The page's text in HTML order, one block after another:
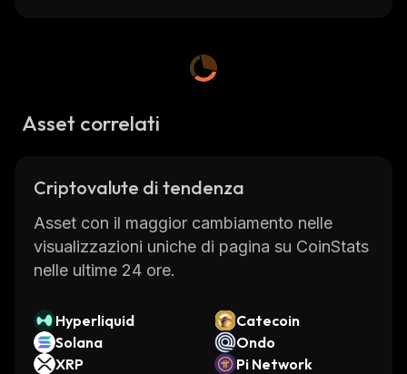
Asset correlati
Criptovalute di tendenza
Asset con il maggior cambiamento nelle
visualizzazioni uniche di pagina su CoinStats
nelle ultime 24 ore.
Hyperliquid
Catecoin
Solana
Ondo
XRP
Pi Network